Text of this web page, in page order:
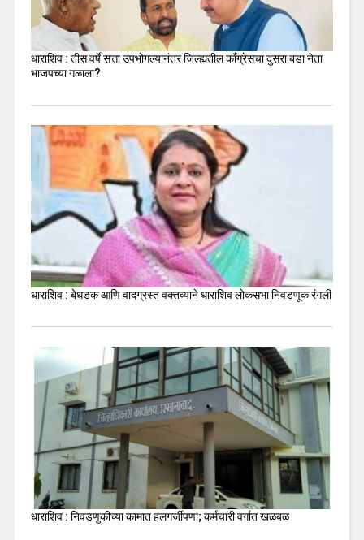
धाराशिव : तीस वर्षे सत्ता उपभोगल्यानंतर जिल्ह्यतील कॉंग्रेसचा दुसरा बडा नेता
भाजपच्या गळाला?
धाराशिव : बेधडक आणि वादग्रस्त वक्तव्याने धाराशिव लोकसभा निवडणूक रंगली
धाराशिव : निवडणुकीच्या कामात हलगर्जीपणा; कर्मचारी वर्गात खळबळ